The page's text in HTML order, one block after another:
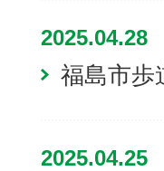
2025.04.28
福島市歩
2025.04.25